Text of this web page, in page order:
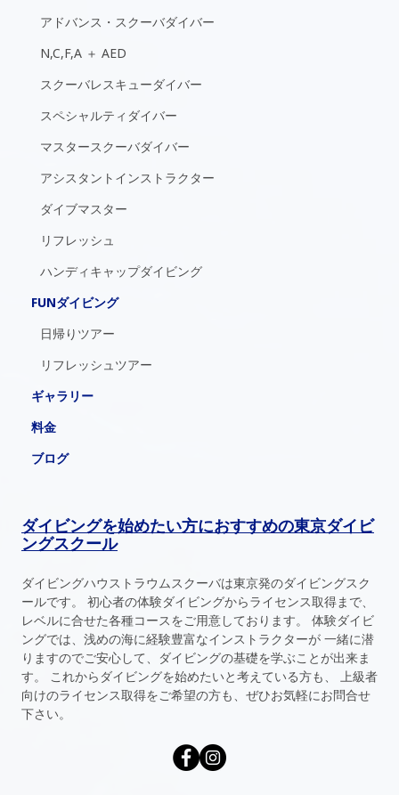
アドバンス・スクーバダイバー
N,C,F,A ＋ AED
スクーバレスキューダイバー
スペシャルティダイバー
マスタースクーバダイバー
アシスタントインストラクター
ダイブマスター
リフレッシュ
ハンディキャップダイビング
FUNダイビング
日帰りツアー
リフレッシュツアー
ギャラリー
料金
ブログ
ダイビングを始めたい方におすすめの東京ダイビ
ングスクール
ダイビングハウストラウムスクーバは東京発のダイビングスク
ールです。 初心者の体験ダイビングからライセンス取得まで、
レベルに合せた各種コースをご用意しております。 体験ダイビ
ングでは、浅めの海に経験豊富なインストラクターが 一緒に潜
りますのでご安心して、ダイビングの基礎を学ぶことが出来ま
す。 これからダイビングを始めたいと考えている方も、 上級者
向けのライセンス取得をご希望の方も、ぜひお気軽にお問合せ
下さい。